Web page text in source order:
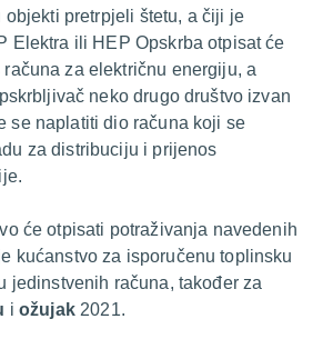
objekti pretrpjeli štetu, a čiji je
Elektra ili HEP Opskrba otpisat će
za električnu energiju, a
neko drugo društvo izvan
se naplatiti dio računa koji se
za distribuciju i prijenos
će otpisati potraživanja navedenih
kućanstvo za isporučenu toplinsku
jedinstvenih računa, također za
iožujak 2021.